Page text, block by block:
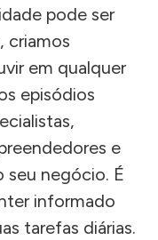
pode ser
criamos
em qualquer
episódios
e
seu negócio. É
informado
tarefas diárias.